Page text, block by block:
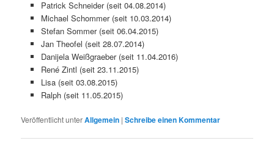
Patrick Schneider (seit 04.08.2014)
Michael Schommer (seit 10.03.2014)
Stefan Sommer (seit 06.04.2015)
Jan Theofel (seit 28.07.2014)
Danijela Weißgraeber (seit 11.04.2016)
René Zintl (seit 23.11.2015)
Lisa (seit 03.08.2015)
Ralph (seit 11.05.2015)
Veröffentlicht unterAllgemein |Schreibe einen Kommentar